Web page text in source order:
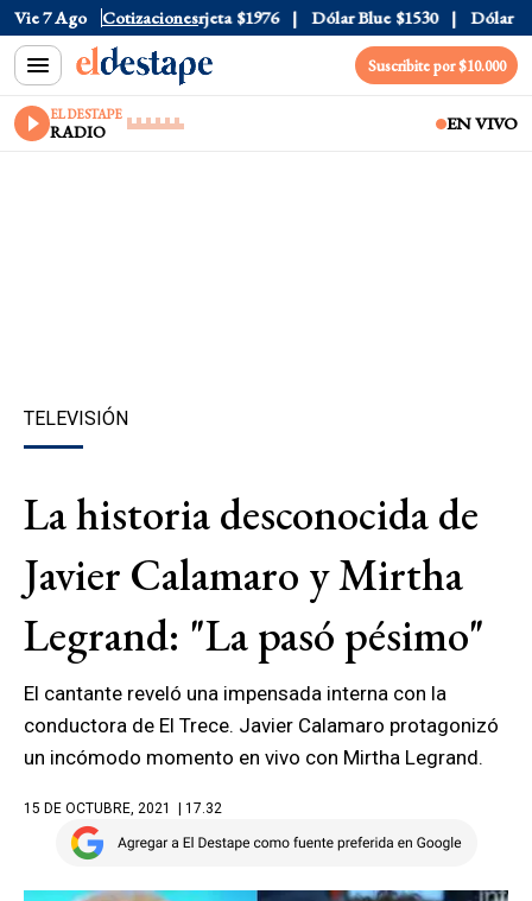
Vie 7 Ago Cotizaciones
$1520 Dólar Tarjeta $1976 Dólar Blue $1530 Dólar CCL
Suscribite por $10.000
EL DESTAPE
RADIO EN VIVO
TELEVISIÓN
La historia desconocida de
Javier Calamaro y Mirtha
Legrand: "La pasó pésimo"
El cantante reveló una impensada interna con la
conductora de El Trece. Javier Calamaro protagonizó
un incómodo momento en vivo con Mirtha Legrand.
15 DE OCTUBRE, 2021 | 17.32